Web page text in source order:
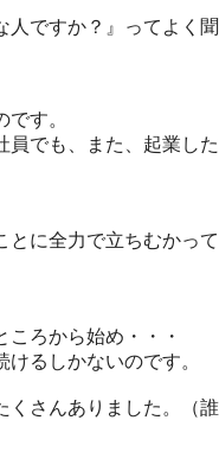
ですか？』ってよく聞
す。
でも、また、起業し
に全力で立ちむかっ
ろから始め・・・
るしかないのです。
さんありました。（